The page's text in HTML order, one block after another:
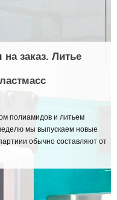
заказ. Литье
полиамидов и литьем
мы выпускаем новые
обычно составляют от